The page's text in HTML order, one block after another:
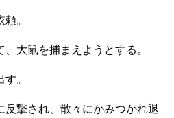
。
大鼠を捕まえようとする。
。
反撃され、散々にかみつかれ退